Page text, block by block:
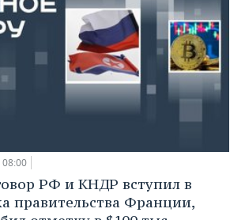
08:00
РФ и КНДР вступил в
правительства Франции,